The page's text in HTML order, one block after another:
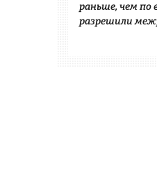
раньше, чем по
разрешили